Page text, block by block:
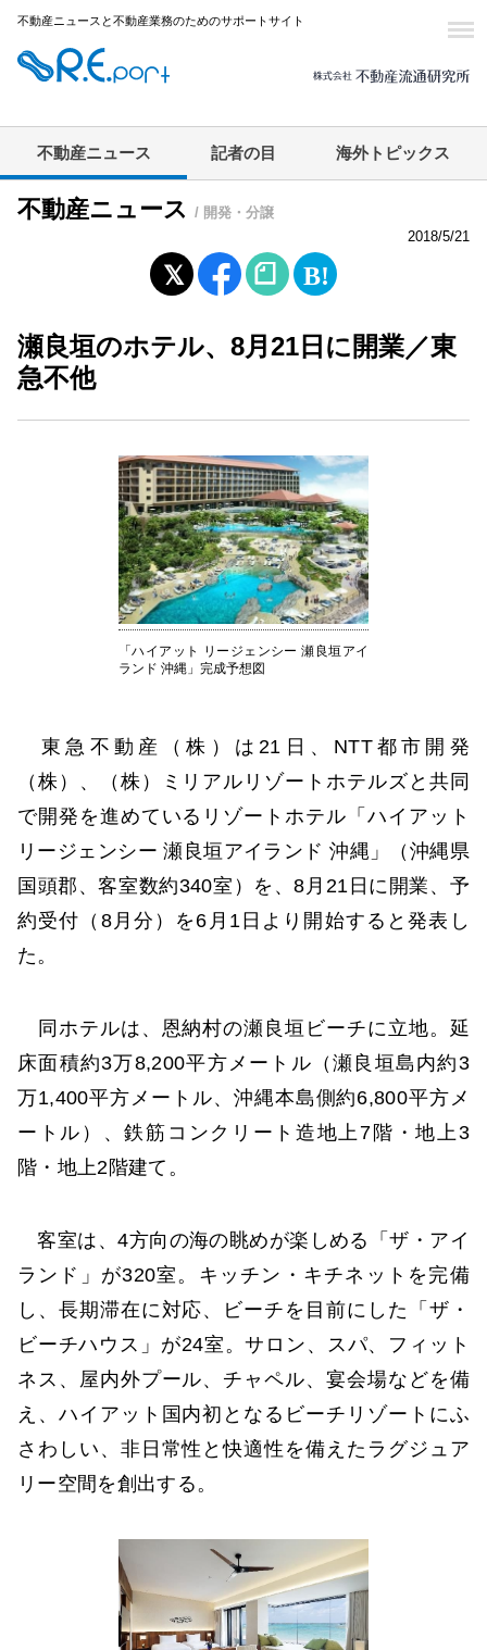
不動産ニュースと不動産業務のためのサポートサイト
不動産ニュース 記者の目 海外トピックス
不動産ニュース / 開発・分譲
2018/5/21
瀬良垣のホテル、8月21日に開業／東
急不他
「ハイアット リージェンシー 瀬良垣アイ
ランド 沖縄」完成予想図
東急不動産（株）は21日、NTT都市開発
（株）、（株）ミリアルリゾートホテルズと共同
で開発を進めているリゾートホテル「ハイアット
リージェンシー 瀬良垣アイランド 沖縄」（沖縄県
国頭郡、客室数約340室）を、8月21日に開業、予
約受付（8月分）を6月1日より開始すると発表し
た。
同ホテルは、恩納村の瀬良垣ビーチに立地。延
床面積約3万8,200平方メートル（瀬良垣島内約3
万1,400平方メートル、沖縄本島側約6,800平方メ
ートル）、鉄筋コンクリート造地上7階・地上3
階・地上2階建て。
客室は、4方向の海の眺めが楽しめる「ザ・アイ
ランド」が320室。キッチン・キチネットを完備
し、長期滞在に対応、ビーチを目前にした「ザ・
ビーチハウス」が24室。サロン、スパ、フィット
ネス、屋内外プール、チャペル、宴会場などを備
え、ハイアット国内初となるビーチリゾートにふ
さわしい、非日常性と快適性を備えたラグジュア
リー空間を創出する。